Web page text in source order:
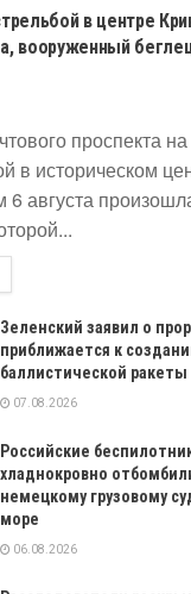
в центре
вооруженный
проспекта
в историческом
6 августа
Зеленский заявил о
приближается к
баллистической ракеты
07.08.2026
Российские
хладнокровно
немецкому грузовому
море
06.08.2026